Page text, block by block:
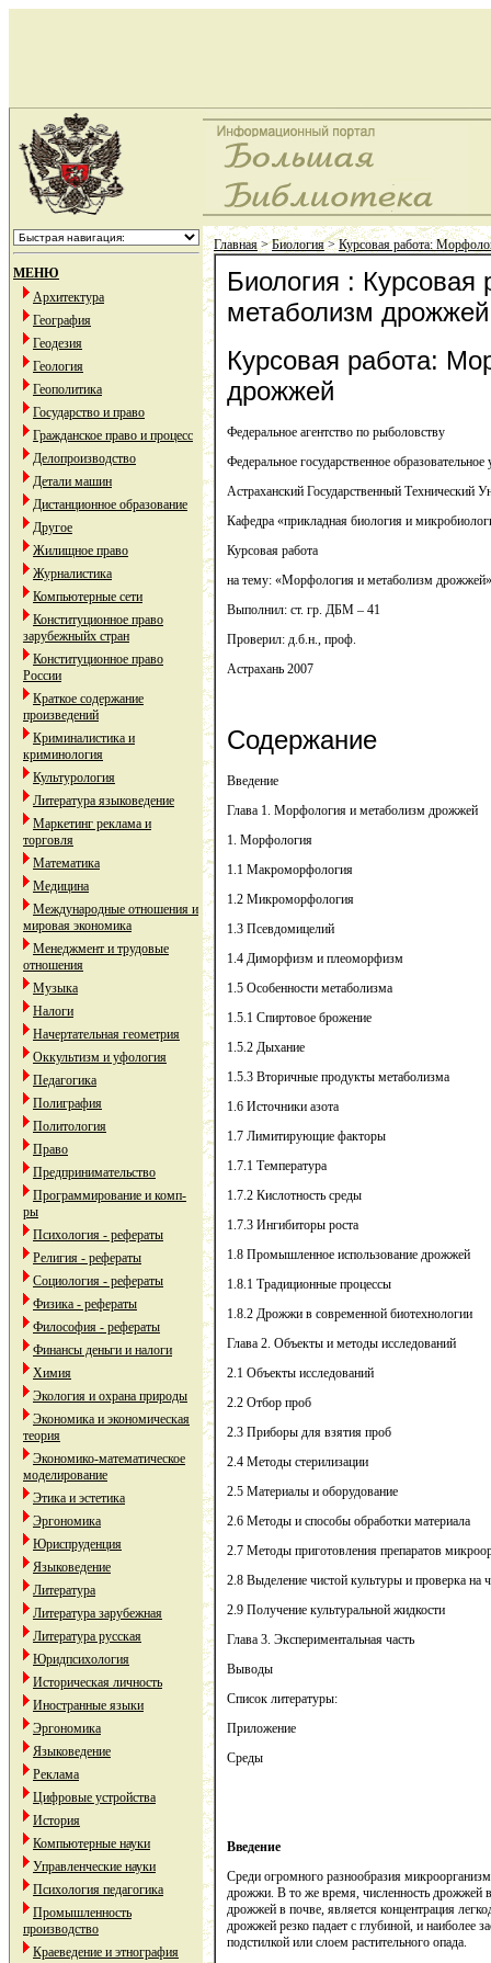
МЕНЮ
Архитектура
География
Геодезия
Геология
Геополитика
Государство и право
Гражданское право и процесс
Делопроизводство
Детали машин
Дистанционное образование
Другое
Жилищное право
Журналистика
Компьютерные сети
Конституционное право
зарубежныйх стран
Конституционное право
России
Краткое содержание
произведений
Криминалистика и
криминология
Культурология
Литература языковедение
Маркетинг реклама и
торговля
Математика
Медицина
Международные отношения и
мировая экономика
Менеджмент и трудовые
отношения
Музыка
Налоги
Начертательная геометрия
Оккультизм и уфология
Педагогика
Полиграфия
Политология
Право
Предпринимательство
Программирование и комп-
ры
Психология - рефераты
Религия - рефераты
Социология - рефераты
Физика - рефераты
Философия - рефераты
Финансы деньги и налоги
Химия
Экология и охрана природы
Экономика и экономическая
теория
Экономико-математическое
моделирование
Этика и эстетика
Эргономика
Юриспруденция
Языковедение
Литература
Литература зарубежная
Литература русская
Юридпсихология
Историческая личность
Иностранные языки
Эргономика
Языковедение
Реклама
Цифровые устройства
История
Компьютерные науки
Управленческие науки
Психология педагогика
Промышленность
производство
Краеведение и этнография
Главная>Биология>Курсовая работа:
Биология :
метаболизм дрожжей
Курсовая работа:
дрожжей
Федеральное агентство по рыболовству
Федеральное государственное
Астраханский Государственный Технический
Кафедра «прикладная биология и
Курсовая работа
на тему: «Морфология и метаболизм дрожжей»
Выполнил: ст. гр. ДБМ – 41
Проверил: д.б.н., проф.
Астрахань 2007
Содержание
Введение
Глава 1. Морфология и метаболизм дрожжей
1. Морфология
1.1 Макроморфология
1.2 Микроморфология
1.3 Псевдомицелий
1.4 Диморфизм и плеоморфизм
1.5 Особенности метаболизма
1.5.1 Спиртовое брожение
1.5.2 Дыхание
1.5.3 Вторичные продукты метаболизма
1.6 Источники азота
1.7 Лимитирующие факторы
1.7.1 Температура
1.7.2 Кислотность среды
1.7.3 Ингибиторы роста
1.8 Промышленное использование дрожжей
1.8.1 Традиционные процессы
1.8.2 Дрожжи в современной биотехнологии
Глава 2. Объекты и методы исследований
2.1 Объекты исследований
2.2 Отбор проб
2.3 Приборы для взятия проб
2.4 Методы стерилизации
2.5 Материалы и оборудование
2.6 Методы и способы обработки материала
2.7 Методы приготовления препаратов
2.8 Выделение чистой культуры и проверка на
2.9 Получение культуральной жидкости
Глава 3. Экспериментальная часть
Выводы
Список литературы:
Приложение
Среды
Введение
Среди огромного разнообразия
дрожжи. В то же время, численность дрожжей
дрожжей в почве, является концентрация
дрожжей резко падает с глубиной, и наиболее
подстилкой или слоем растительного опада.